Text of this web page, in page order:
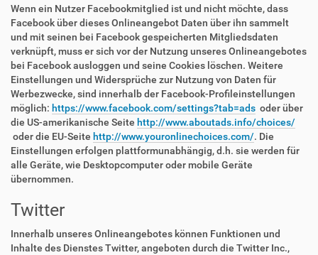
Wenn ein Nutzer Facebookmitglied ist und nicht möchte, dass
Facebook über dieses Onlineangebot Daten über ihn sammelt
und mit seinen bei Facebook gespeicherten Mitgliedsdaten
verknüpft, muss er sich vor der Nutzung unseres Onlineangebotes
bei Facebook ausloggen und seine Cookies löschen. Weitere
Einstellungen und Widersprüche zur Nutzung von Daten für
Werbezwecke, sind innerhalb der Facebook-Profileinstellungen
möglich: https://www.facebook.com/settings?tab=ads oder über
die US-amerikanische Seite http://www.aboutads.info/choices/
oder die EU-Seite http://www.youronlinechoices.com/. Die
Einstellungen erfolgen plattformunabhängig, d.h. sie werden für
alle Geräte, wie Desktopcomputer oder mobile Geräte
übernommen.
Twitter
Innerhalb unseres Onlineangebotes können Funktionen und
Inhalte des Dienstes Twitter, angeboten durch die Twitter Inc.,